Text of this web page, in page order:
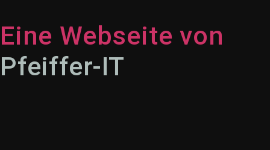
Eine Webseite von
Pfeiffer-IT